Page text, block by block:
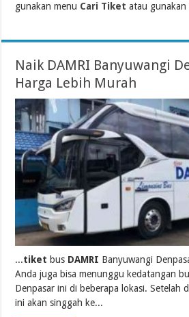
gunakan menu Cari Tiket atau gunakan
Naik DAMRI Banyuwangi
Harga Lebih Murah
...tiket bus DAMRI Banyuwangi
Anda juga bisa menunggu kedatangan
Denpasar ini di beberapa lokasi. Setelah
ini akan singgah ke...